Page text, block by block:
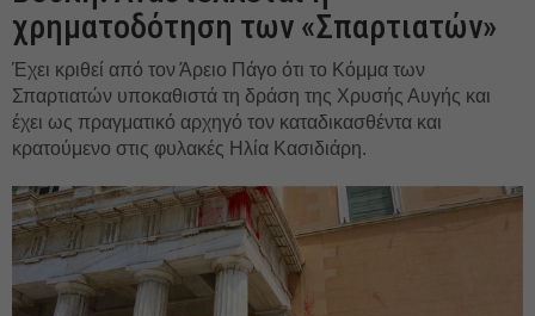
χρηματοδότηση των «Σπαρτιατών»
Έχει κριθεί από τον Άρειο Πάγο ότι το Κόμμα των
Σπαρτιατών υποκαθιστά τη δράση της Χρυσής Αυγής και
έχει ως πραγματικό αρχηγό τον καταδικασθέντα και
κρατούμενο στις φυλακές Ηλία Κασιδιάρη.